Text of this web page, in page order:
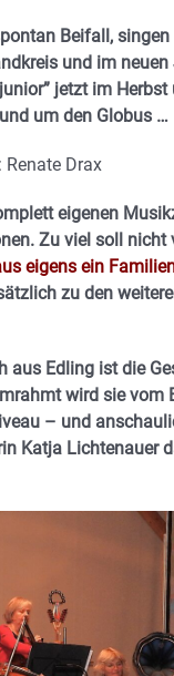
Beifall,
und im
jetzt im
um den Globus …
Renate Drax
eigenen
Zu viel soll nicht
eigens ein
zu den
aus Edling ist die
wird sie vom
– und
Katja Lichtenauer